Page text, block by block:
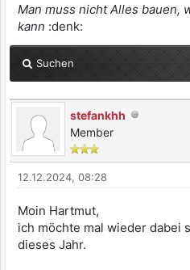
Man muss nicht Alles bauen,
kann :denk:
Suchen
stefankhh
Member
12.12.2024, 08:28
Moin Hartmut,
ich möchte mal wieder dabei
dieses Jahr.